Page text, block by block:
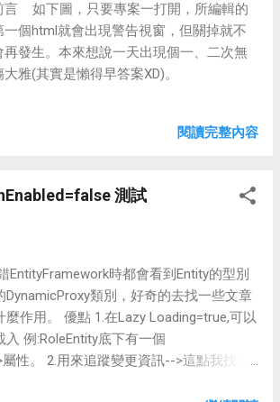
則
2013/08/22/solid-design-principles-
segregation-principle/ D :Dependency
相依性反向原則
principle--net-36872 http://teddy-
言 如下圖，只要專案一打開，所編輯的
一個html就會出現警告視窗，但關掉就不
再發生。本來想說一天出現個一、二次無
大雅(其實是懶得早答案XD)。
閱讀完整內容
測試
EntityFramework時都會看到Entity的型別
DynamicProxy類別，好奇的去找一些文章
作用。 優點 1.在Lazy Loading=true,可以
例:RoleEntity底下有一個
性。 2.用來追蹤變更資訊-->這點我找不